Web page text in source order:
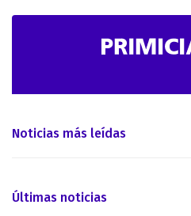
Noticias más leídas
Últimas noticias